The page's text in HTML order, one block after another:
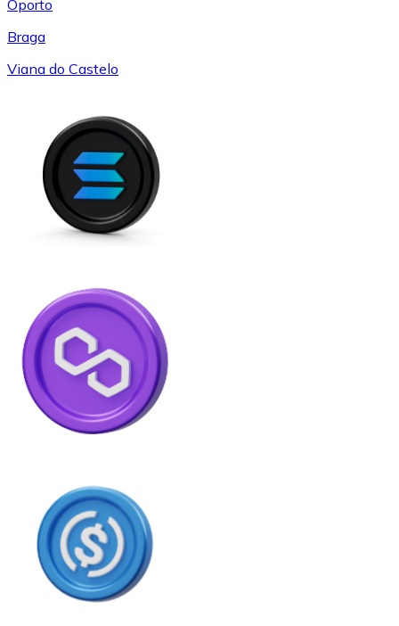
Oporto
Braga
Viana do Castelo